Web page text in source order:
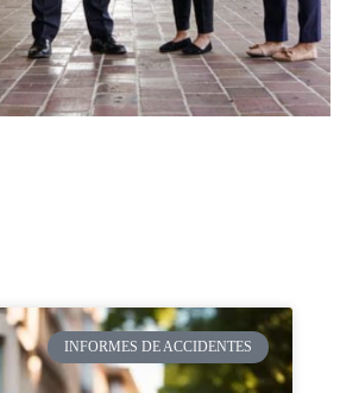
INFORMES DE ACCIDENTES